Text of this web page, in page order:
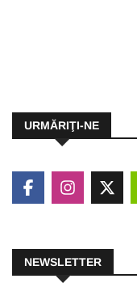
URMĂRIŢI-NE
NEWSLETTER